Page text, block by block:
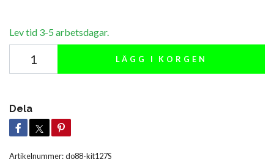
Lev tid 3-5 arbetsdagar.
LÄGG I KORGEN
Dela
Artikelnummer:do88-kit127S